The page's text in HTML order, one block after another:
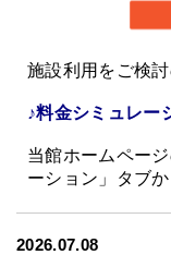
施設利用をご検
♪料金シミュレー
当館ホームペー
ーション」タブ
2026.07.08